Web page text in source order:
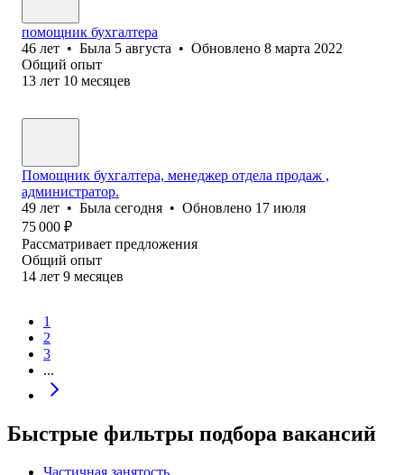
помощник бухгалтера
46 лет • Была 5 августа • Обновлено 8 марта 2022
Общий опыт
13 лет 10 месяцев
Помощник бухгалтера, менеджер отдела продаж ,
администратор.
49 лет • Была сегодня • Обновлено 17 июля
75 000 ₽
Рассматривает предложения
Общий опыт
14 лет 9 месяцев
1
2
3
...
Быстрые фильтры подбора вакансий
Частичная занятость